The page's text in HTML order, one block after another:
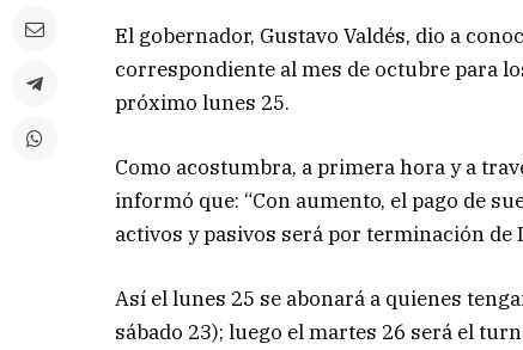
El gobernador, Gustavo Valdés, dio a
correspondiente al mes de octubre para
próximo lunes 25.
Como acostumbra, a primera hora y a
informó que: “Con aumento, el pago de
activos y pasivos será por terminación de
Así el lunes 25 se abonará a quienes
sábado 23); luego el martes 26 será el